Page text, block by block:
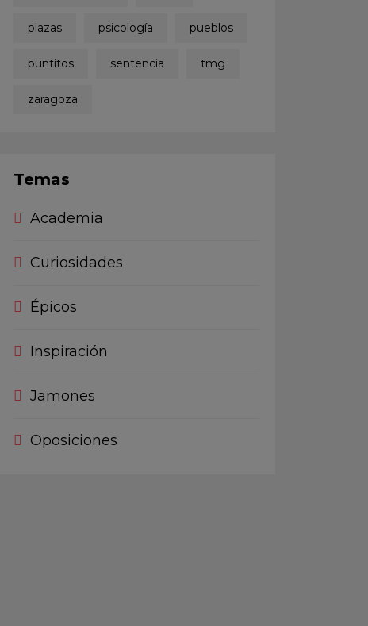
plazas psicología pueblos
puntitos sentencia tmg
zaragoza
Temas
Academia
Curiosidades
Épicos
Inspiración
Jamones
Oposiciones